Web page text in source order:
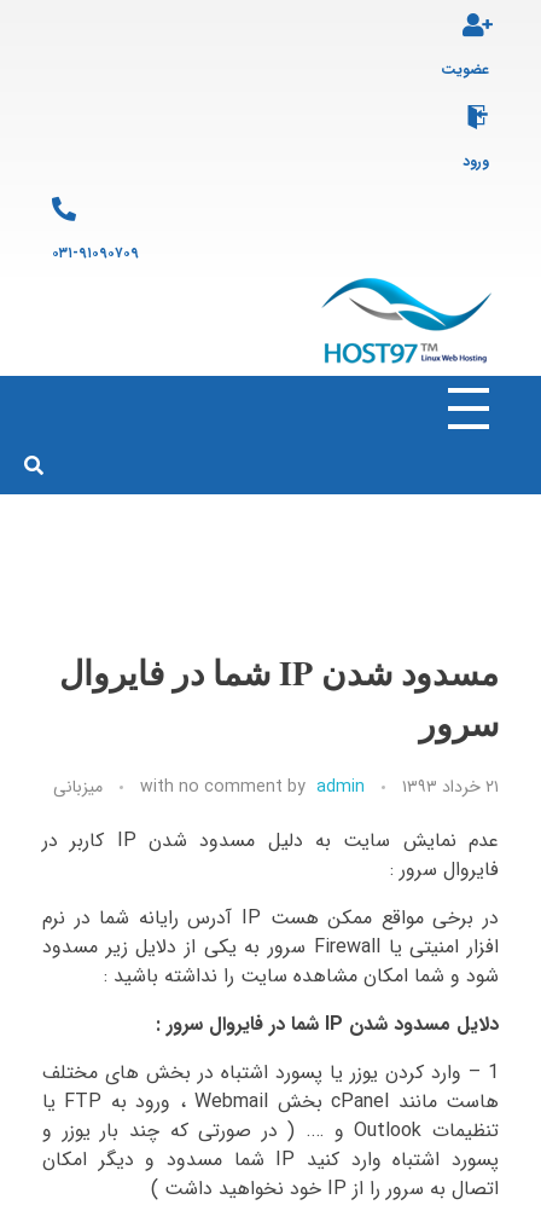
عضویت
ورود
۰۳۱-۹۱۰۹۰۷۰۹
هاست ۹۷ارائه سرویس هاست لینوکس و ثبت دامنه
مسدود شدن IP شما در فایروال
سرور
۲۱ خرداد ۱۳۹۳ by admin
with no comment میزبانی
عدم نمایش سایت به دلیل مسدود شدن IP کاربر در
فایروال سرور :
در برخی مواقع ممکن هست IP آدرس رایانه شما در نرم
افزار امنیتی یا Firewall سرور به یکی از دلایل زیر مسدود
شود و شما امکان مشاهده سایت را نداشته باشید :
دلایل مسدود شدن IP شما در فایروال سرور :
1 – وارد کردن یوزر یا پسورد اشتباه در بخش های مختلف
هاست مانند cPanel بخش Webmail ، ورود به FTP یا
تنظیمات Outlook و …. ( در صورتی که چند بار یوزر و
پسورد اشتباه وارد کنید IP شما مسدود و دیگر امکان
اتصال به سرور را از IP خود نخواهید داشت )